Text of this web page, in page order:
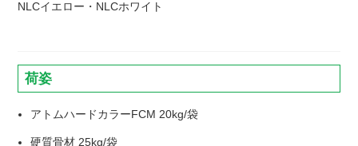
NLCイエロー・NLCホワイト
荷姿
アトムハードカラーFCM 20kg/袋
硬質骨材 25kg/袋